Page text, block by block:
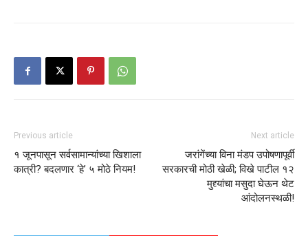
Previous article
१ जूनपासून सर्वसामान्यांच्या खिशाला
कात्री? बदलणार ‘हे’ ५ मोठे नियम!
Next article
जरांगेंच्या विना मंडप उपोषणापूर्वी
सरकारची मोठी खेळी; विखे पाटील १२
मुद्द्यांचा मसुदा घेऊन थेट
आंदोलनस्थळी!